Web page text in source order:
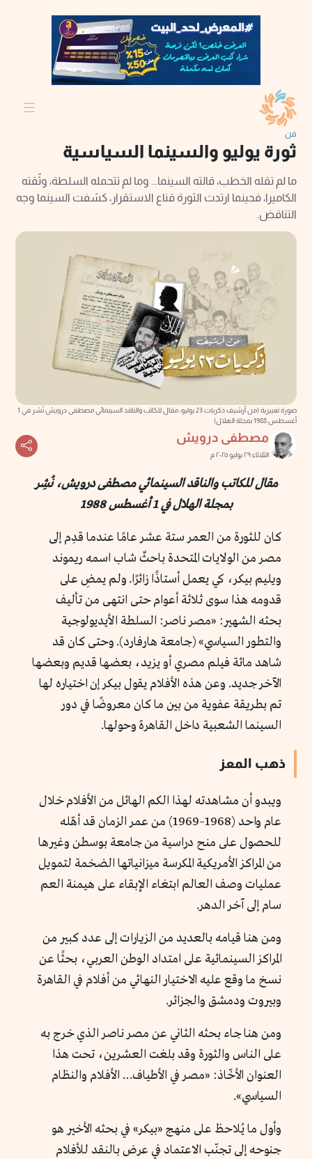
فن
ثورة يوليو والسينما السياسية
ما لم تقله الخطب، قالته السينما... وما لم تتحمله السلطة، وثّقته
الكاميرا، فحينما ارتدت الثورة قناع الاستقرار، كشفت السينما وجه
التناقض.
صورة تعبيرية (من أرشيف ذكريات 23 يوليو، مقال للكاتب والناقد السينمائي مصطفى درويش نُشر في 1
أغسطس 1988 بمجلة الهلال)
مصطفى درويش
الثلاثاء ٢٩ يوليو ٢٠٢٥ م
مقال للكاتب والناقد السينمائي مصطفى درويش، نُشِر
بمجلة الهلال في 1 أغسطس 1988
كان للثورة من العمر ستة عشر عامًا عندما قدِم إلى
مصر من الولايات المتحدة باحثٌ شاب اسمه ريموند
ويليم بيكر، كي يعمل أستاذًا زائرًا. ولم يمضِ على
قدومه هذا سوى ثلاثة أعوام حتى انتهى من تأليف
بحثه الشهير: «مصر ناصر: السلطة الأيديولوجية
والتطور السياسي» (جامعة هارفارد). وحتى كان قد
شاهد مائة فيلم مصري أو يزيد، بعضها قديم وبعضها
الآخر جديد. وعن هذه الأفلام يقول بيكر إن اختياره لها
تم بطريقة عفوية من بين ما كان معروضًا في دور
السينما الشعبية داخل القاهرة وحولها.
ذهب المعز
ويبدو أن مشاهدته لهذا الكم الهائل من الأفلام خلال
عام واحد (1968–1969) من عمر الزمان قد أهّله
للحصول على منح دراسية من جامعة بوسطن وغيرها
من المراكز الأمريكية المكرسة ميزانياتها الضخمة لتمويل
عمليات وصف العالم ابتغاء الإبقاء على هيمنة العم
سام إلى آخر الدهر.
ومن هنا قيامه بالعديد من الزيارات إلى عدد كبير من
المراكز السينمائية على امتداد الوطن العربي، بحثًا عن
نسخ ما وقع عليه الاختيار النهائي من أفلام في القاهرة
وبيروت ودمشق والجزائر.
ومن هنا جاء بحثه الثاني عن مصر ناصر الذي خرج به
على الناس والثورة وقد بلغت العشرين، تحت هذا
العنوان الأخّاذ: «مصر في الأطياف… الأفلام والنظام
السياسي».
وأول ما يُلاحظ على منهج «بيكر» في بحثه الأخير هو
جنوحه إلى تجنّب الاعتماد في عرض بالنقد للأفلام